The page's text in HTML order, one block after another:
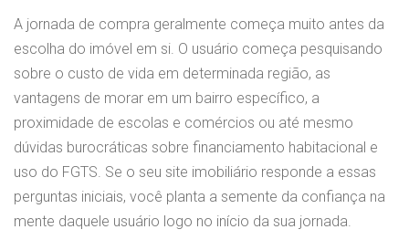
A jornada de compra geralmente começa muito antes da
escolha do imóvel em si. O usuário começa pesquisando
sobre o custo de vida em determinada região, as
vantagens de morar em um bairro específico, a
proximidade de escolas e comércios ou até mesmo
dúvidas burocráticas sobre financiamento habitacional e
uso do FGTS. Se o seu site imobiliário responde a essas
perguntas iniciais, você planta a semente da confiança na
mente daquele usuário logo no início da sua jornada.